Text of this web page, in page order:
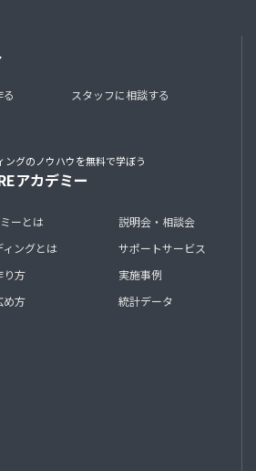
スタッフに相談する
ングのノウハウを無料で学ぼう
アカデミー
ーとは
ングとは
り方
め方
説明会・相談会
サポートサービス
実施事例
統計データ